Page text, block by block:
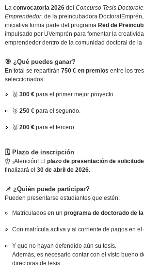
Laconvocatoria 2026 delConcurso Tesis
Emprendedor, de la preincubadora
iniciativa forma parte del programa Red de
impulsado por UVemprén para fomentar la
emprendedor dentro de la comunidad doctoral de la
🎯 ¿Qué puedes ganar?
En total se repartirán750 € en premios entre los
seleccionados:
🥇300 € para el primer mejor proyecto.
🥈250 € para el segundo.
🥉200 € para el tercero.
🗓️ Plazo de inscripción
⏰ ¡Atención! Elplazo de presentación de
finalizará el30 de abril de 2026.
📌 ¿Quién puede participar?
Pueden presentarse estudiantes que estén:
Matriculados en unprograma de doctorado de
Con matrícula activa y al corriente de pagos en el
Y que no hayan defendido aún su tesis.
Además, es necesario contar con el visto bueno
directoras de tesis.